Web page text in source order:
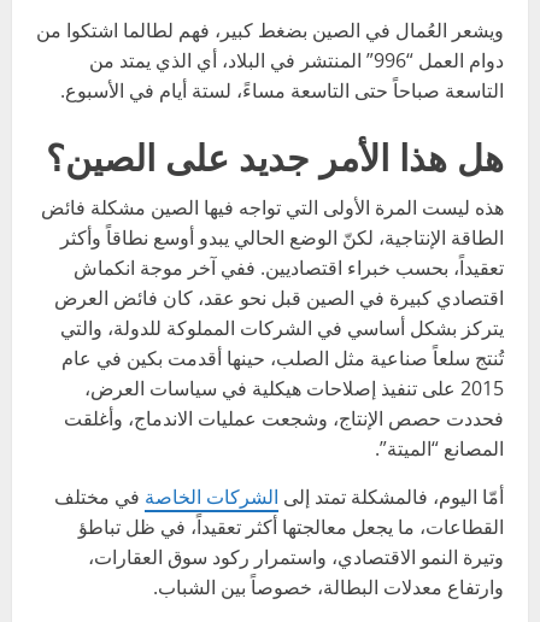
ويشعر العُمال في الصين بضغط كبير، فهم لطالما اشتكوا من
دوام العمل “996” المنتشر في البلاد، أي الذي يمتد من
التاسعة صباحاً حتى التاسعة مساءً، لستة أيام في الأسبوع.
هل هذا الأمر جديد على الصين؟
هذه ليست المرة الأولى التي تواجه فيها الصين مشكلة فائض
الطاقة الإنتاجية، لكنّ الوضع الحالي يبدو أوسع نطاقاً وأكثر
تعقيداً، بحسب خبراء اقتصاديين. ففي آخر موجة انكماش
اقتصادي كبيرة في الصين قبل نحو عقد، كان فائض العرض
يتركز بشكل أساسي في الشركات المملوكة للدولة، والتي
تُنتج سلعاً صناعية مثل الصلب، حينها أقدمت بكين في عام
2015 على تنفيذ إصلاحات هيكلية في سياسات العرض،
فحددت حصص الإنتاج، وشجعت عمليات الاندماج، وأغلقت
المصانع “الميتة”.
أمّا اليوم، فالمشكلة تمتد إلى الشركات الخاصة في مختلف
القطاعات، ما يجعل معالجتها أكثر تعقيداً، في ظل تباطؤ
وتيرة النمو الاقتصادي، واستمرار ركود سوق العقارات،
وارتفاع معدلات البطالة، خصوصاً بين الشباب.